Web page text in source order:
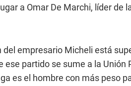
a Omar De Marchi, líder de
empresario Micheli está
partido se sume a la Unión
es el hombre con más peso